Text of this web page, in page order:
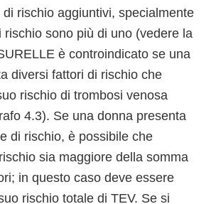
rischio aggiuntivi, specialmente
rischio sono più di uno (vedere la
è controindicato se una
diversi fattori di rischio che
rischio di trombosi venosa
4.3). Se una donna presenta
di rischio, è possibile che
sia maggiore della somma
in questo caso deve essere
rischio totale di TEV. Se si